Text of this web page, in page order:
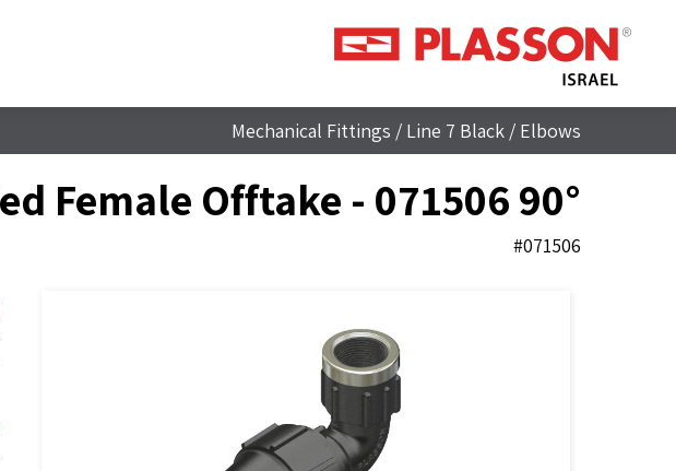
Mechanical Fittings / Line 7 Black / Elbows
90° Elbow with Threaded Female Offtake - 071506
#071506